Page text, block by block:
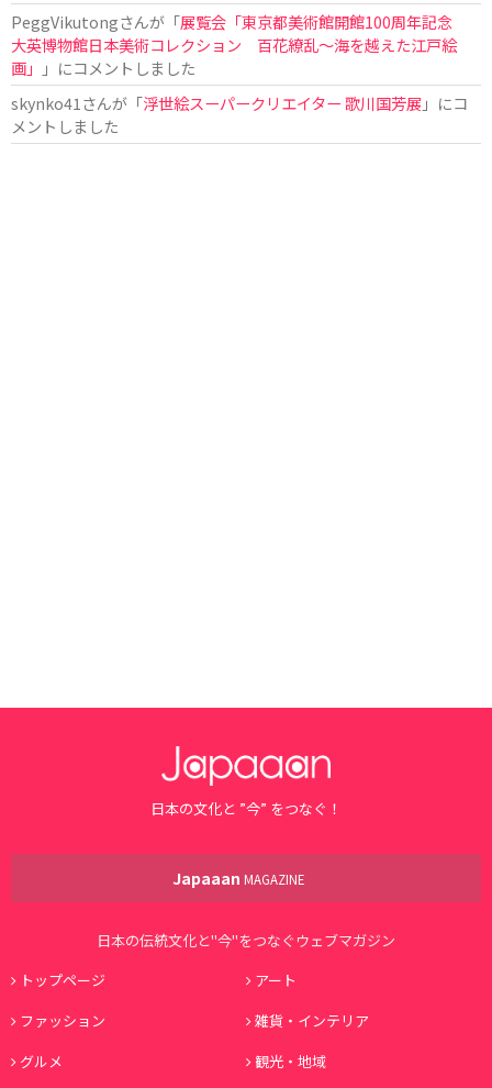
PeggVikutongさんが「展覧会「東京都美術館開館100周年記念
大英博物館日本美術コレクション 百花繚乱〜海を越えた江戸絵
画」
」にコメントしました
skynko41さんが「浮世絵スーパークリエイター 歌川国芳展 」にコ
メントしました
日本の文化と ”今” をつなぐ！
Japaaan MAGAZINE
日本の伝統文化と"今"をつなぐウェブマガジン
トップページ
アート
ファッション
雑貨・インテリア
グルメ
観光・地域